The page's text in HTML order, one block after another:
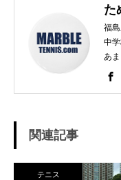
た
福
中
あ
さ
素
関連記事
テニス